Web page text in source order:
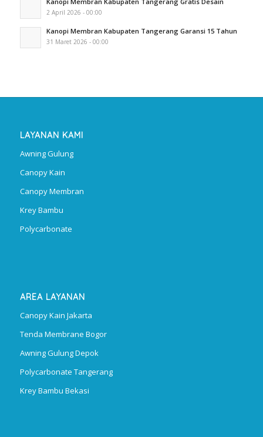
2 April 2026 - 00:00
Kanopi Membran Kabupaten Tangerang Garansi 15 Tahun
31 Maret 2026 - 00:00
LAYANAN KAMI
Awning Gulung
Canopy Kain
Canopy Membran
Krey Bambu
Polycarbonate
AREA LAYANAN
Canopy Kain Jakarta
Tenda Membrane Bogor
Awning Gulung Depok
Polycarbonate Tangerang
Krey Bambu Bekasi